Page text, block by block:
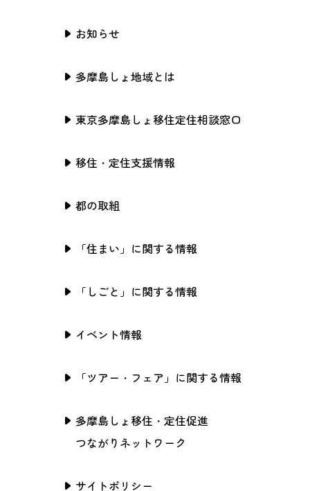
お知らせ
多摩島しょ地域とは
東京多摩島しょ移住定住相談窓口
移住・定住支援情報
都の取組
「住まい」に関する情報
「しごと」に関する情報
イベント情報
「ツアー・フェア」に関する情報
多摩島しょ移住・定住促進
つながりネットワーク
サイトポリシー